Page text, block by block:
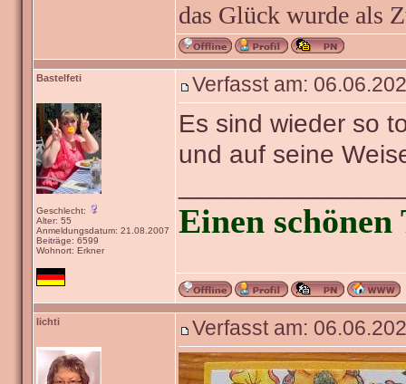
das Glück wurde als
Bastelfeti
Geschlecht:
Alter: 55
Anmeldungsdatum: 21.08.2007
Beiträge: 6599
Wohnort: Erkner
Verfasst am:
Es sind wieder so
und auf seine
Einen
lichti Verfasst am: